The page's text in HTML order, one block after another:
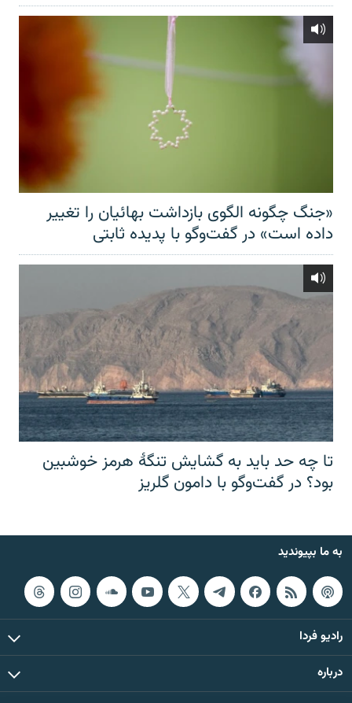
«جنگ چگونه الگوی بازداشت بهائیان را تغییر
داده است» در گفت‌وگو با پدیده ثابتی
تا چه حد باید به گشایش تنگهٔ هرمز خوشبین
بود؟ در گفت‌وگو با دامون گلریز
به ما بپیوندید
رادیو فردا
درباره